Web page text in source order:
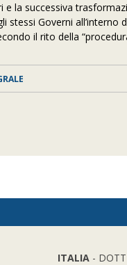
e la successiva
stessi Governi all’interno
il rito della
ITALIA -